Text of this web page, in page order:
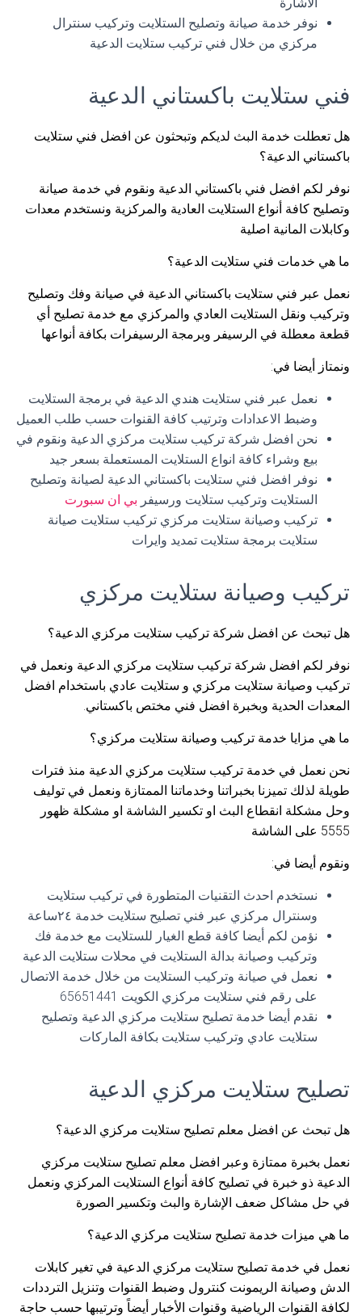
نوفر خدمة صيانة وتصليح الستلايت وتركيب سنترال
مركزي من خلال فني تركيب ستلايت الدعية
فني ستلايت باكستاني الدعية
هل تعطلت خدمة البث لديكم وتبحثون عن افضل فني ستلايت
باكستاني الدعية؟
نوفر لكم افضل فني باكستاني الدعية ونقوم في خدمة صيانة
وتصليح كافة أنواع الستلايت العادية والمركزية ونستخدم معدات
وكابلات المانية اصلية
ما هي خدمات فني ستلايت الدعية؟
نعمل عبر فني ستلايت باكستاني الدعية في صيانة وفك وتصليح
وتركيب ونقل الستلايت العادي والمركزي مع خدمة تصليح أي
قطعة معطلة في الرسيفر وبرمجة الرسيفرات بكافة أنواعها
ونمتاز أيضا في:
نعمل عبر فني ستلايت هندي الدعية في برمجة الستلايت
وضبط الاعدادات وترتيب كافة القنوات حسب طلب العميل
نحن افضل شركة تركيب ستلايت مركزي الدعية ونقوم في
بيع وشراء كافة انواع الستلايت المستعملة بسعر جيد
نوفر افضل فني ستلايت باكستاني الدعية لصيانة وتصليح
الستلايت وتركيب ستلايت ورسيفر بي ان سبورت
تركيب وصيانة ستلايت مركزي تركيب ستلايت صيانة
ستلايت برمجة ستلايت تمديد وايرات
تركيب وصيانة ستلايت مركزي
هل تبحث عن افضل شركة تركيب ستلايت مركزي الدعية؟
نوفر لكم افضل شركة تركيب ستلايت مركزي الدعية ونعمل في
تركيب وصيانة ستلايت مركزي و ستلايت عادي باستخدام افضل
المعدات الحدية وبخبرة افضل فني مختص باكستاني.
ما هي مزايا خدمة تركيب وصيانة ستلايت مركزي؟
نحن نعمل في خدمة تركيب ستلايت مركزي الدعية منذ فترات
طويلة لذلك تميزنا بخبراتنا وخدماتنا الممتازة ونعمل في توليف
وحل مشكلة انقطاع البث او تكسير الشاشة او مشكلة ظهور
5555 على الشاشة
ونقوم أيضا في:
نستخدم احدث التقنيات المتطورة في تركيب ستلايت
وسنترال مركزي عبر فني تصليح ستلايت خدمة ٢٤ساعة
نؤمن لكم أيضا كافة قطع الغيار للستلايت مع خدمة فك
وتركيب وصيانة بدالة الستلايت في محلات ستلايت الدعية
نعمل في صيانة وتركيب الستلايت من خلال خدمة الاتصال
على رقم فني ستلايت مركزي الكويت 65651441
نقدم أيضا خدمة تصليح ستلايت مركزي الدعية وتصليح
ستلايت عادي وتركيب ستلايت بكافة الماركات
تصليح ستلايت مركزي الدعية
هل تبحث عن افضل معلم تصليح ستلايت مركزي الدعية؟
نعمل بخبرة ممتازة وعبر افضل معلم تصليح ستلايت مركزي
الدعية ذو خبرة في تصليح كافة أنواع الستلايت المركزي ونعمل
في حل مشاكل ضعف الإشارة والبث وتكسير الصورة
ما هي ميزات خدمة تصليح ستلايت مركزي الدعية؟
نعمل في خدمة تصليح ستلايت مركزي الدعية في تغير كابلات
الدش وصيانة الريمونت كنترول وضبط القنوات وتنزيل الترددات
لكافة القنوات الرياضية وقنوات الأخبار أيضاً وترتيبها حسب حاجة